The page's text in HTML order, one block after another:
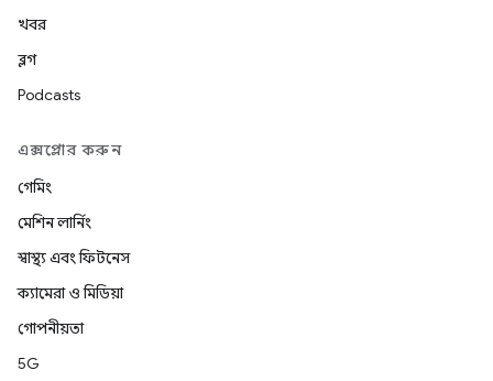
খবর
ব্লগ
Podcasts
এক্সপ্লোর করুন
গেমিং
মেশিন লার্নিং
স্বাস্থ্য এবং ফিটনেস
ক্যামেরা ও মিডিয়া
গোপনীয়তা
5G